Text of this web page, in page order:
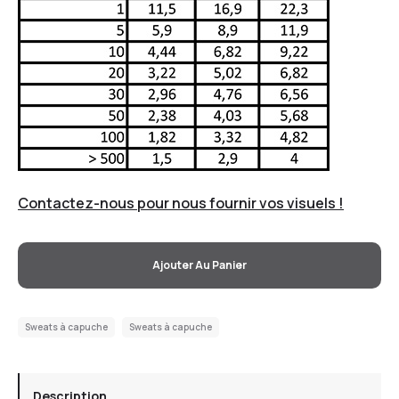
Contactez-nous pour nous fournir vos visuels !
Ajouter Au Panier
Sweats à capuche Sweats à capuche
Description